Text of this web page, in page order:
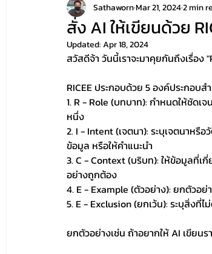
สั่ง AI ให้เขียนด้วย
SathawornMar 21, 20242 min
Updated:Apr 18, 2024
สวัสดีจ้า วันนี้เราจะมาคุยกันถึงเรื่อง
RICEE ประกอบด้วย 5 องค์ประกอบ
1. R - Role (บทบาท): กำหนดให้ชัดเ
หนึ่ง
2. I - Intent (เจตนา): ระบุเจตนาหรื
ข้อมูล หรือให้คำแนะนำ
3. C - Context (บริบท): ให้ข้อมูลที่เกี่
อย่างถูกต้อง
4. E - Example (ตัวอย่าง): ยกตัวอย่
5. E - Exclusion (ยกเว้น): ระบุสิ่งที่ไ
ยกตัวอย่างเช่น ถ้าอยากให้ AI เขียน